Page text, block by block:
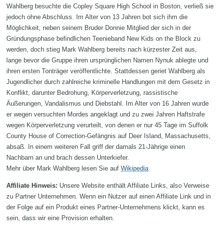
Wahlberg besuchte die Copley Square High School in Boston, verließ sie
jedoch ohne Abschluss. Im Alter von 13 Jahren bot sich ihm die
Möglichkeit, neben seinem Bruder Donnie Mitglied der sich in der
Gründungsphase befindlichen Teenieband New Kids on the Block zu
werden, doch stieg Mark Wahlberg bereits nach kürzester Zeit aus,
lange bevor die Gruppe ihren ursprünglichen Namen Nynuk ablegte und
ihren ersten Tonträger veröffentlichte. Stattdessen geriet Wahlberg als
Jugendlicher durch zahlreiche kriminelle Handlungen mit dem Gesetz in
Konflikt, darunter Bedrohung, Körperverletzung, rassistische
Äußerungen, Vandalismus und Diebstahl. Im Alter von 16 Jahren wurde
er wegen versuchten Mordes angeklagt und zu zwei Jahren Haftstrafe
wegen Körperverletzung verurteilt, von denen er nur 45 Tage im Suffolk
County House of Correction-Gefängnis auf Deer Island, Massachusetts,
absaß. In einem weiteren Fall griff der damals 21-Jährige einen
Nachbarn an und brach dessen Unterkiefer.
Mehr über Mark Wahlberg lesen Sie auf Wikipedia
Affiliate Hinweis: Unsere Website enthält Affiliate Links, also Verweise
zu Partner Unternehmen. Wenn ein Nutzer auf einen Affiliate Link und in
der Folge auf ein Produkt eines Partner-Unternehmens klickt, kann es
sein, dass wir eine Provision erhalten.